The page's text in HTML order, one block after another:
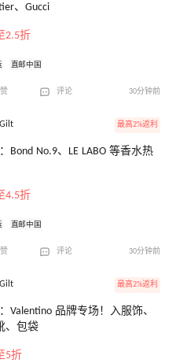
、Gucci
2.5折
直邮中国
赞 评论 30分钟前
Gilt 最高2%返利
Bond No.9、LE LABO 等香水热
4.5折
直邮中国
赞 评论 30分钟前
Gilt 最高2%返利
Valentino 品牌专场！入服饰、
、包袋
5折